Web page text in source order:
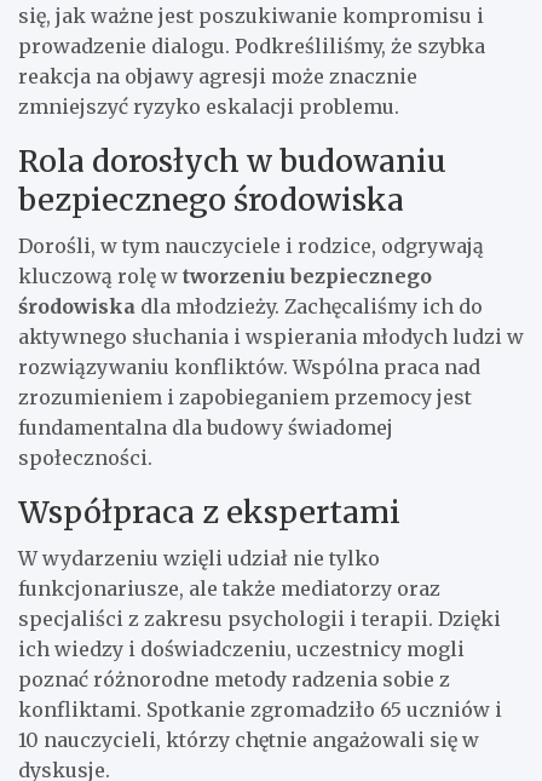
się, jak ważne jest poszukiwanie kompromisu i
prowadzenie dialogu. Podkreśliliśmy, że szybka
reakcja na objawy agresji może znacznie
zmniejszyć ryzyko eskalacji problemu.
Rola dorosłych w budowaniu
bezpiecznego środowiska
Dorośli, w tym nauczyciele i rodzice, odgrywają
kluczową rolę w tworzeniu bezpiecznego
środowiska dla młodzieży. Zachęcaliśmy ich do
aktywnego słuchania i wspierania młodych ludzi w
rozwiązywaniu konfliktów. Wspólna praca nad
zrozumieniem i zapobieganiem przemocy jest
fundamentalna dla budowy świadomej
społeczności.
Współpraca z ekspertami
W wydarzeniu wzięli udział nie tylko
funkcjonariusze, ale także mediatorzy oraz
specjaliści z zakresu psychologii i terapii. Dzięki
ich wiedzy i doświadczeniu, uczestnicy mogli
poznać różnorodne metody radzenia sobie z
konfliktami. Spotkanie zgromadziło 65 uczniów i
10 nauczycieli, którzy chętnie angażowali się w
dyskusje.